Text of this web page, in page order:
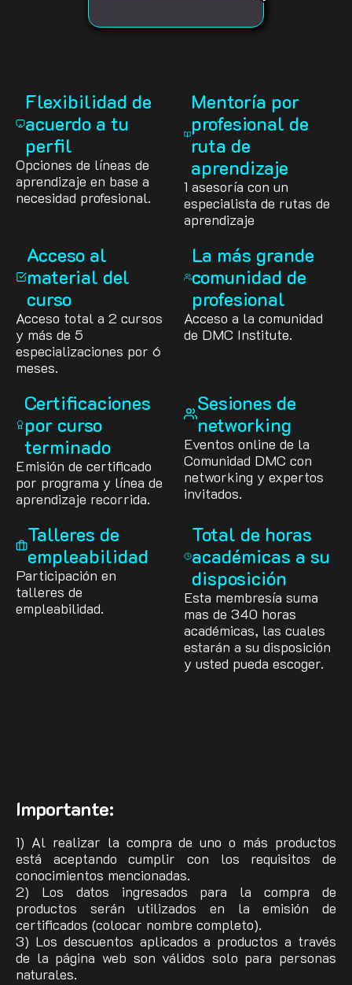
Flexibilidad de
acuerdo a tu
perfil
Opciones de líneas de
aprendizaje en base a
necesidad profesional.
Mentoría por
profesional de
ruta de
aprendizaje
1 asesoría con un
especialista de rutas de
aprendizaje
Acceso al
material del
curso
Acceso total a 2 cursos
y más de 5
especializaciones por 6
meses.
La más grande
comunidad de
profesional
Acceso a la comunidad
de DMC Institute.
Certificaciones
por curso
terminado
Emisión de certificado
por programa y línea de
aprendizaje recorrida.
Sesiones de
networking
Eventos online de la
Comunidad DMC con
networking y expertos
invitados.
Talleres de
empleabilidad
Participación en
talleres de
empleabilidad.
Total de horas
académicas a su
disposición
Esta membresía suma
mas de 340 horas
académicas, las cuales
estarán a su disposición
y usted pueda escoger.
Importante:
1) Al realizar la compra de uno o más productos
está aceptando cumplir con los requisitos de
conocimientos mencionadas.
2) Los datos ingresados para la compra de
productos serán utilizados en la emisión de
certificados (colocar nombre completo).
3) Los descuentos aplicados a productos a través
de la página web son válidos solo para personas
naturales.